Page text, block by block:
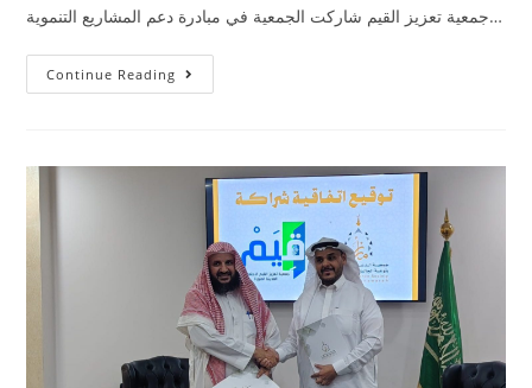
جمعية تعزيز القيم شاركت الجمعية في مبادرة دعم المشاريع التنموية…
Continue Reading